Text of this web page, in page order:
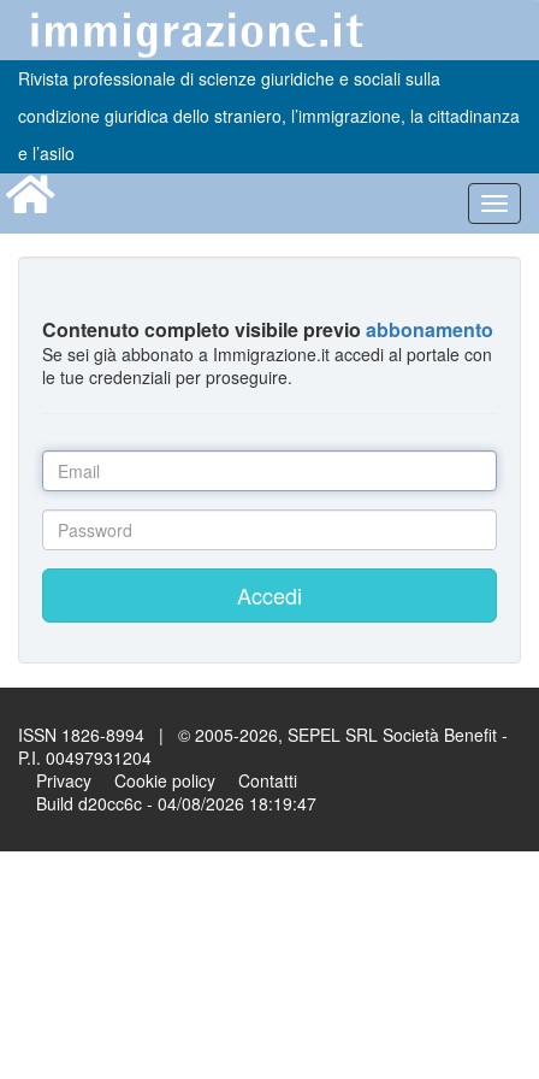
Rivista professionale di scienze giuridiche e sociali sulla
condizione giuridica dello straniero, l’immigrazione, la cittadinanza
e l’asilo
Contenuto completo visibile previo abbonamento
Se sei già abbonato a Immigrazione.it accedi al portale con
le tue credenziali per proseguire.
Accedi
ISSN 1826-8994 | © 2005-2026, SEPEL SRL Società Benefit -
P.I. 00497931204
Privacy
Cookie policy
Contatti
Build d20cc6c - 04/08/2026 18:19:47